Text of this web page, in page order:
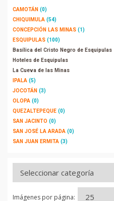
CAMOTÁN (0)
CHIQUIMULA (54)
CONCEPCIÓN LAS MINAS (1)
ESQUIPULAS (100)
Basílica del Cristo Negro de Esquipulas
Hoteles de Esquipulas
La Cueva de las Minas
IPALA (5)
JOCOTÁN (3)
OLOPA (0)
QUEZALTEPEQUE (0)
SAN JACINTO (0)
SAN JOSÉ LA ARADA (0)
SAN JUAN ERMITA (3)
Imágenes por página: